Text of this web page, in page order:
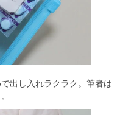
出し入れラクラク。筆者は